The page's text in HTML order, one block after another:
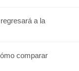
a la
comparar